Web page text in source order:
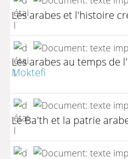
Les arabes et l'histoire
Les arabes au temps de
Moktefi
Le Ba'th et la patrie